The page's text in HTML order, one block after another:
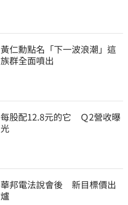
黃仁勳點名「下一波浪潮」這
族群全面噴出
每股配12.8元的它　Ｑ2營收曝
光
華邦電法說會後　新目標價出
爐